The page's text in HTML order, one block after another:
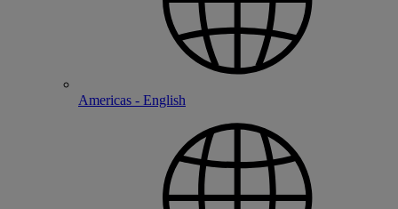
Americas - English